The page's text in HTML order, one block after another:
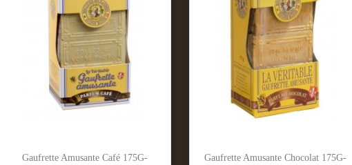
Gaufrette Amusante Café 175G-
Gaufrette Amusante Chocolat 175G-